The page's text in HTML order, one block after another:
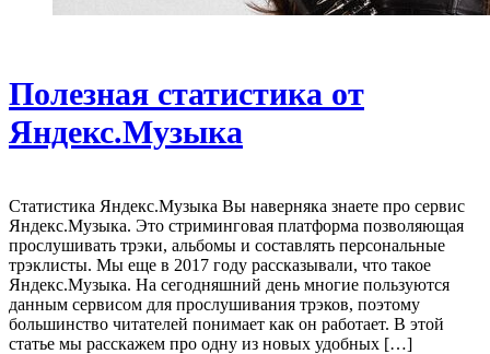
Полезная статистика от
Яндекс.Музыка
Статистика Яндекс.Музыка Вы наверняка знаете про сервис
Яндекс.Музыка. Это стриминговая платформа позволяющая
прослушивать трэки, альбомы и составлять персональные
трэклисты. Мы еще в 2017 году рассказывали, что такое
Яндекс.Музыка. На сегодняшний день многие пользуются
данным сервисом для прослушивания трэков, поэтому
большинство читателей понимает как он работает. В этой
статье мы расскажем про одну из новых удобных […]